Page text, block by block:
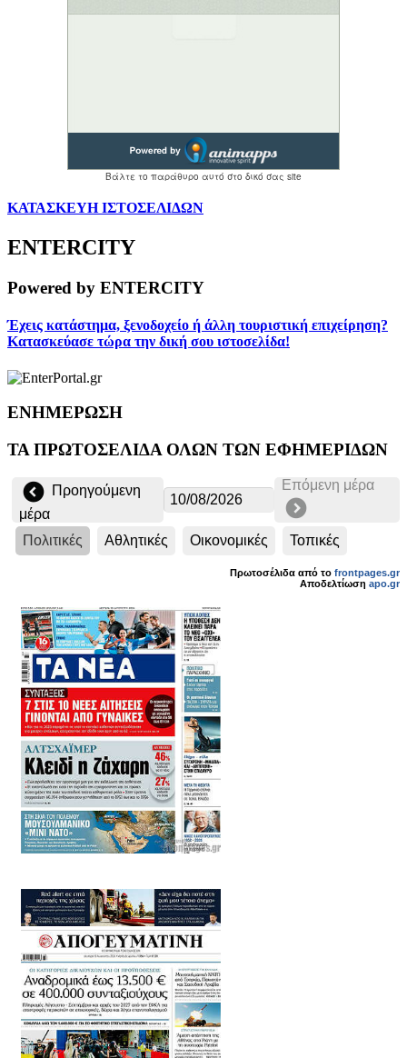
ΚΑΤΑΣΚΕΥΗ ΙΣΤΟΣΕΛΙΔΩΝ
ENTERCITY
Powered by ENTERCITY
Έχεις κατάστημα, ξενοδοχείο ή άλλη τουριστική επιχείρηση?
Κατασκεύασε τώρα την δική σου ιστοσελίδα!
ΕΝΗΜΕΡΩΣΗ
ΤΑ ΠΡΩΤΟΣΕΛΙΔΑ ΟΛΩΝ ΤΩΝ ΕΦΗΜΕΡΙΔΩΝ